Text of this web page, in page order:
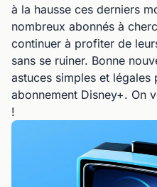
à la hausse ces derniers
nombreux abonnés à
continuer à profiter de
sans se ruiner. Bonne
astuces simples et
abonnement Disney+. On
!